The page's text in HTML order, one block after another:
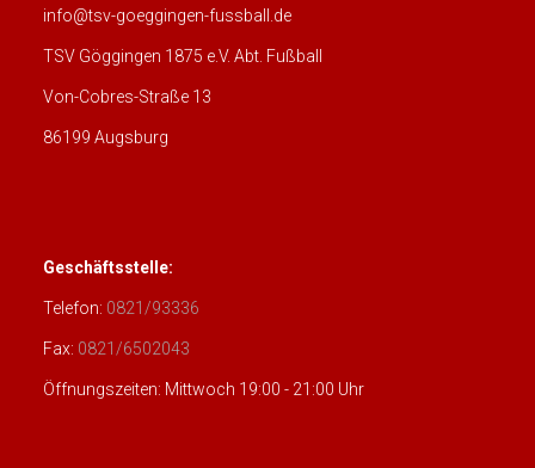
info@tsv-goeggingen-fussball.de
TSV Göggingen 1875 e.V. Abt. Fußball
Von-Cobres-Straße 13
86199 Augsburg
Geschäftsstelle:
Telefon: 0821/93336
Fax: 0821/6502043
Öffnungszeiten: Mittwoch 19:00 - 21:00 Uhr